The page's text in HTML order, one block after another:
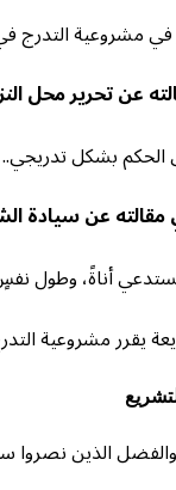
مشروعية التدرج
عن تحرير محل
بشكل تدريجي..
عن سيادة
أناةً، وطول
يقرر مشروعية
الذين نصروا